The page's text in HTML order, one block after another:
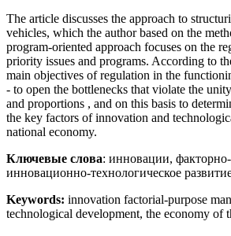
The article discusses the approach to
vehicles, which the author based on the
program-oriented approach focuses on the
priority issues and programs. According to
main objectives of regulation in the
- to open the bottlenecks that violate the
and proportions , and on this basis to
the key factors of innovation and
national economy.
Ключевые слова: инновации,
инновационно-технологическое
Keywords: innovation factorial-purpose
technological development, the economy of